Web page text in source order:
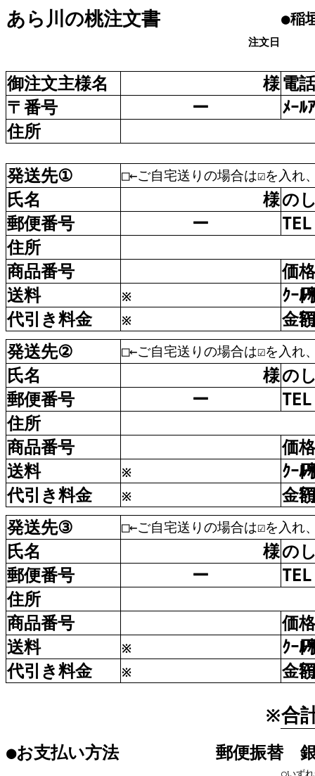
あら 川 の桃注文書 ●稲
注文日
御注文主様名 様電話
〒 番号 ー
ﾒｰﾙ
住所
発送先① □←ご自宅送 りの場合は☑を 入れ
氏名 様の
郵便番号 ー
TEL
住所
商品番号
価格
送料
※ ｸｰﾙ
代引 き料金 ※
金額
発送先② □←ご自宅送りの場合は☑を入れ
氏名 様の
郵便番号 ー
TEL
住所
商品番号
価格
送料
※ ｸｰﾙ
代引 き料金 ※
金額
発送先③ □←ご自宅送りの場合は☑を入れ
氏名 様の
郵便番号 ー
TEL
住所
商品番号
価格
送料
※ ｸｰﾙ
代引 き料金 ※ 金額
※合
●お支払い方法 郵便振替
○いず